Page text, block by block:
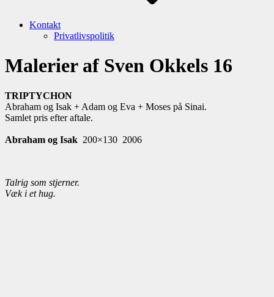
Kontakt
Privatlivspolitik
Malerier af Sven Okkels 16
TRIPTYCHON
Abraham og Isak + Adam og Eva + Moses på Sinai.
Samlet pris efter aftale.
Abraham og Isak 200×130 2006
Talrig som stjerner.
Væk i et hug.­­